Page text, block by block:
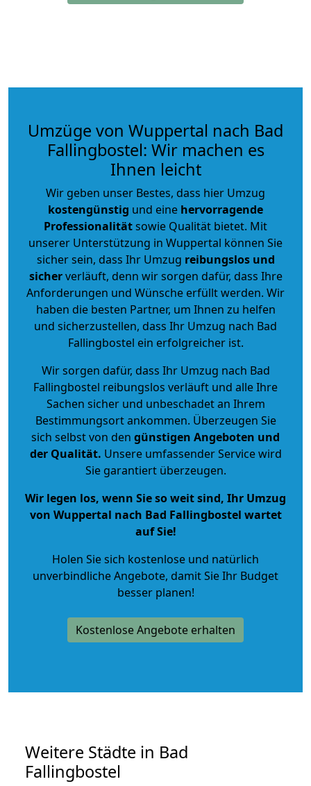
Umzüge von Wuppertal nach Bad
Fallingbostel: Wir machen es
Ihnen leicht
Wir geben unser Bestes, dass hier Umzug
kostengünstig und eine hervorragende
Professionalitätsowie Qualität bietet. Mit
unserer Unterstützung in Wuppertal können Sie
sicher sein, dass Ihr Umzug reibungslos und
sicherverläuft, denn wir sorgen dafür, dass Ihre
Anforderungen und Wünsche erfüllt werden. Wir
haben die besten Partner, um Ihnen zu helfen
und sicherzustellen, dass Ihr Umzug nach Bad
Fallingbostel ein erfolgreicher ist.
Wir sorgen dafür, dass Ihr Umzug nach Bad
Fallingbostel reibungslos verläuft und alle Ihre
Sachen sicher und unbeschadet an Ihrem
Bestimmungsort ankommen. Überzeugen Sie
sich selbst von den günstigen Angeboten und
der Qualität. Unsere umfassender Service wird
Sie garantiert überzeugen.
Wir legen los, wenn Sie so weit sind, Ihr Umzug
von Wuppertal nach Bad Fallingbostel wartet
auf Sie!
Holen Sie sich kostenlose und natürlich
unverbindliche Angebote, damit Sie Ihr Budget
besser planen!
Kostenlose Angebote erhalten
Weitere Städte in Bad
Fallingbostel